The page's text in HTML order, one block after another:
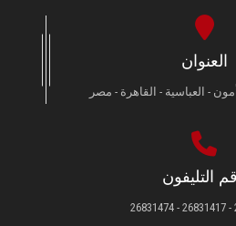
العنوان
- العباسية - القاهرة - مصر
التليفون